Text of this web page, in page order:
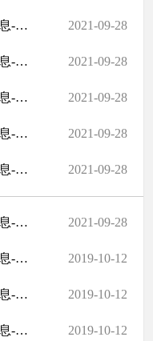
江汉区统计调查证持证人员信息-唐家墩街 2021-09-28
江汉区统计调查证持证人员信息-万松街 2021-09-28
江汉区统计调查证持证人员信息-满春街 2021-09-28
江汉区统计调查证持证人员信息-民意街 2021-09-28
江汉区统计调查证持证人员信息-民权街 2021-09-28
江汉区统计调查证持证人员信息-花水街 2021-09-28
江汉区统计调查证持证人员信息-新华街 2019-10-12
江汉区统计调查证持证人员信息-北湖街 2019-10-12
江汉区统计调查证持证人员信息-江汉经济开发区 2019-10-12